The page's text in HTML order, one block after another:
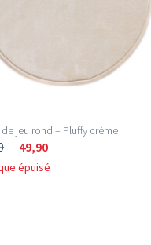
jeu rond – Pluffy crème
49,90
épuisé